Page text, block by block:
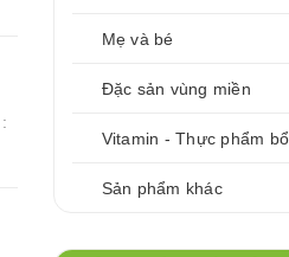
Mẹ và bé
Đặc sản vùng miền
Sản phẩm khác